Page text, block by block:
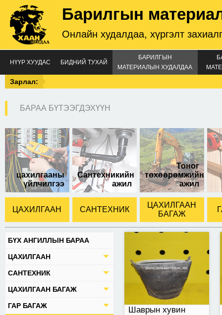
Барилгын
Онлайн худалдаа, хүргэлт
НҮҮР ХУУДАС БИДНИЙ ТУХАЙ
БАРИЛГЫН
МАТЕРИАЛЫН ХУДАЛДАА
Зарлал:
БАРАА БҮТЭЭГДЭХҮҮН
цахилгааны
үйлчилгээ
Сантехникийн
ажил
Тоног
төхөөрөмжийн
ажил
ЦАХИЛГААН САНТЕХНИК
ЦАХИЛГААН
БАГАЖ
БҮХ АНГИЛЛЫН БАРАА
ЦАХИЛГААН
САНТЕХНИК
ЦАХИЛГААН БАГАЖ
ГАР БАГАЖ Шаврын хувин
Жижиг хэмжээтэй